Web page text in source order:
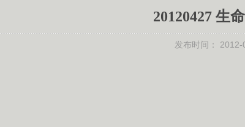
20120427 生
发布时间： 2012-